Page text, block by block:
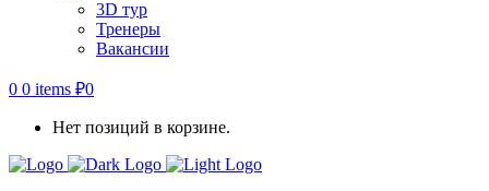
3D тур
Тренеры
Вакансии
0 0 items ₽0
Нет позиций в корзине.